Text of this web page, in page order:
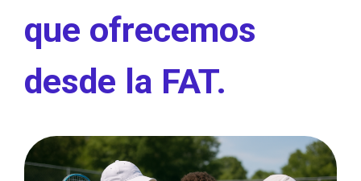
que ofrecemos
desde la FAT.